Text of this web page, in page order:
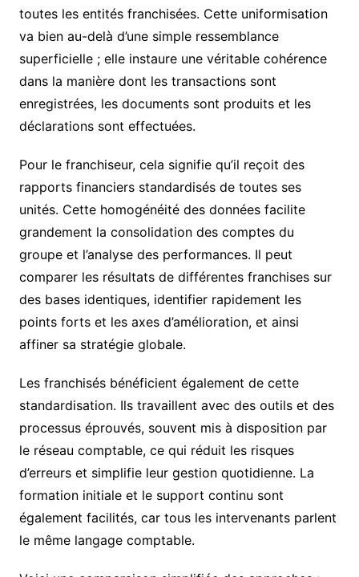
toutes les entités franchisées. Cette uniformisation
va bien au-delà d’une simple ressemblance
superficielle ; elle instaure une véritable cohérence
dans la manière dont les transactions sont
enregistrées, les documents sont produits et les
déclarations sont effectuées.
Pour le franchiseur, cela signifie qu’il reçoit des
rapports financiers standardisés de toutes ses
unités. Cette homogénéité des données facilite
grandement la consolidation des comptes du
groupe et l’analyse des performances. Il peut
comparer les résultats de différentes franchises sur
des bases identiques, identifier rapidement les
points forts et les axes d’amélioration, et ainsi
affiner sa stratégie globale.
Les franchisés bénéficient également de cette
standardisation. Ils travaillent avec des outils et des
processus éprouvés, souvent mis à disposition par
le réseau comptable, ce qui réduit les risques
d’erreurs et simplifie leur gestion quotidienne. La
formation initiale et le support continu sont
également facilités, car tous les intervenants parlent
le même langage comptable.